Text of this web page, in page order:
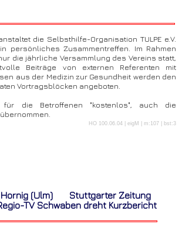
die Selbsthilfe-Organisation TULPE e.V.
persönliches Zusammentreffen. Im Rahmen
die jährliche Versammlung des Vereins statt,
Beiträge von externen Referenten mit
aus der Medizin zur Gesundheit werden den
Vortragsblöcken angeboten.
die Betroffenen "kostenlos", auch die
HO 100.06.04 | eigM | m:107 | bst:3
Hornig (Ulm) Stuttgarter Zeitung
TV Schwaben dreht Kurzbericht